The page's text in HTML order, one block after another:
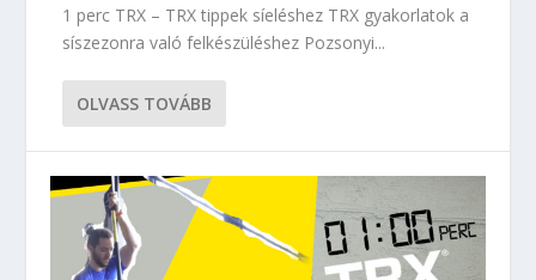
1 perc TRX – TRX tippek síeléshez TRX gyakorlatok a
síszezonra való felkészüléshez Pozsonyi...
OLVASS TOVÁBB